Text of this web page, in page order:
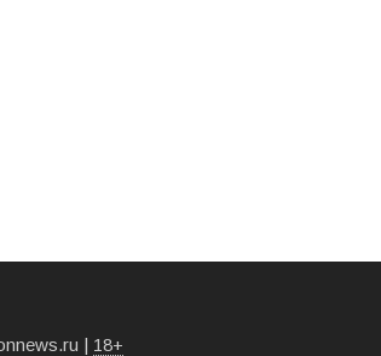
| 18+